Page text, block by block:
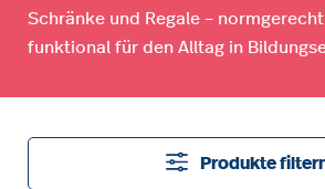
Schränke und Regale –
funktional für den Alltag in
Produkte